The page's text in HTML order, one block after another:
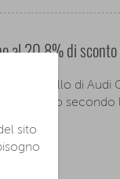
al 20,8% di
un modello di
veicolo
sito